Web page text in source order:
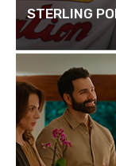
STERLING